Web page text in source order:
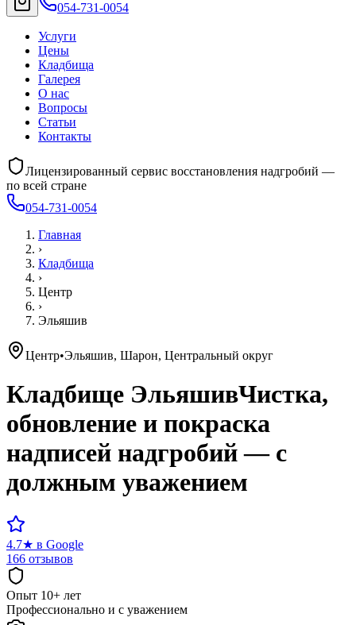
054-731-0054
Услуги
Цены
Кладбища
Галерея
О нас
Вопросы
Статьи
Контакты
Лицензированный сервис восстановления надгробий —
по всей стране
054-731-0054
Главная
›
Кладбища
›
Центр
›
Эльяшив
Центр•Эльяшив, Шарон, Центральный округ
Кладбище ЭльяшивЧистка,
обновление и покраска
надписей надгробий — с
должным уважением
4.7★ в Google
166 отзывов
Опыт 10+ лет
Профессионально и с уважением